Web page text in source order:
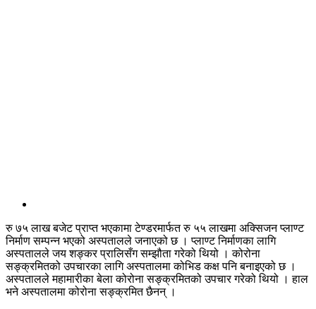
रु ७५ लाख बजेट प्राप्त भएकामा टेण्डरमार्फत रु ५५ लाखमा अक्सिजन प्लाण्ट
निर्माण सम्पन्न भएको अस्पतालले जनाएको छ । प्लाण्ट निर्माणका लागि
अस्पतालले जय शङ्कर प्रालिसँग सम्झौता गरेको थियो । कोरोना
सङ्क्रमितको उपचारका लागि अस्पतालमा कोभिड कक्ष पनि बनाइएको छ ।
अस्पतालले महामारीका बेला कोरोना सङ्क्रमितको उपचार गरेको थियो । हाल
भने अस्पतालमा कोरोना सङ्क्रमित छैनन् ।